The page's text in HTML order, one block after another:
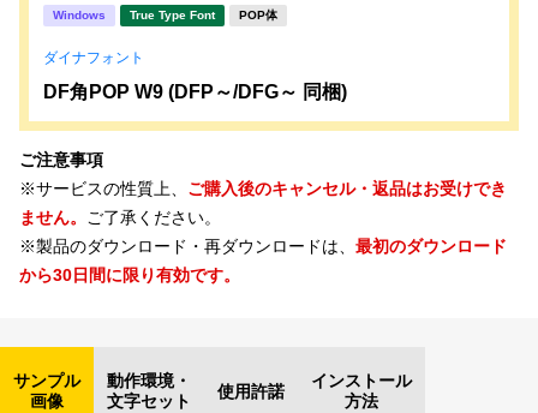
Windows True Type Font POP体
ダイナフォント
DF角POP W9 (DFP～/DFG～ 同梱)
ご注意事項
※サービスの性質上、 ご購入後のキャンセル・返品はお受けでき
ません。 ご了承ください。
※製品のダウンロード・再ダウンロードは、 最初のダウンロード
から30日間に限り有効です。
サンプル
画像
動作環境・
文字セット
使用許諾
インストール
方法